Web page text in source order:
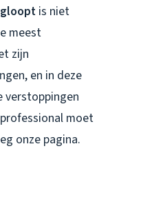
is niet
meest
zijn
en in deze
verstoppingen
moet
onze pagina.